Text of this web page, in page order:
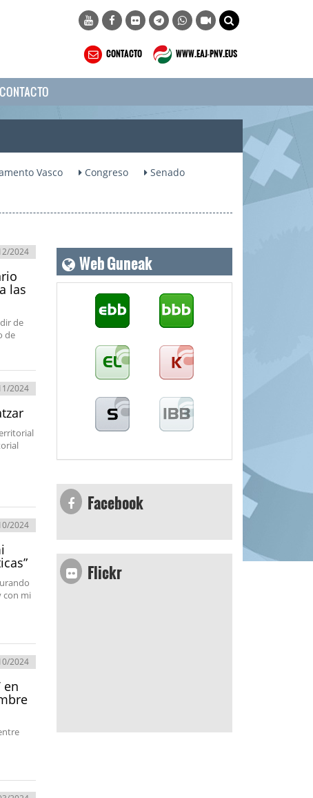
CONTACTO WWW.EAJ-PNV.EUS
CONTACTO
Vasco Congreso
Senado
2024
las
de
de
2024
2024
con mi
2024
en
Web Guneak
Facebook
Flickr